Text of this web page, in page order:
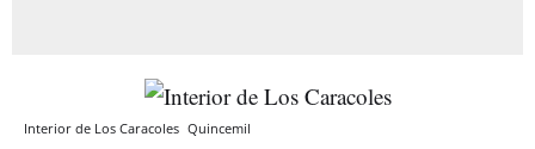
Interior de Los Caracoles Quincemil